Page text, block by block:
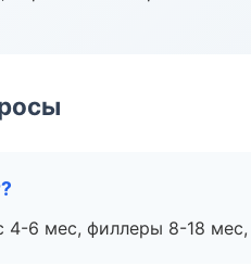
4-6 мес, филлеры 8-18